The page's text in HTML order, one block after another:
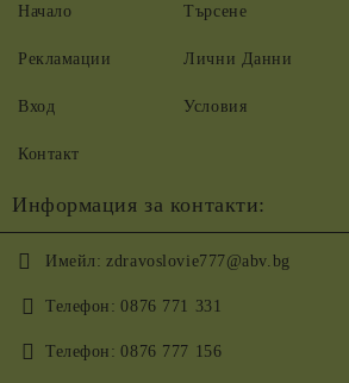
Начало
Рекламации
Вход
Контакт
Търсене
Лични Данни
Условия
Информация за контакти:
Имейл: zdravoslovie777@abv.bg
Телефон: 0876 771 331
Телефон: 0876 777 156